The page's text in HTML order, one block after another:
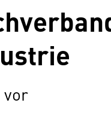
vor